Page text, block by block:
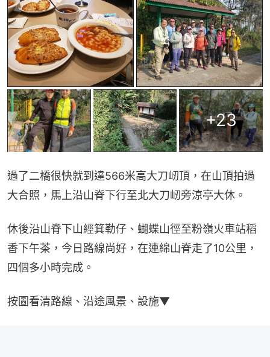
+23
過了二橋很快就到達566米高大刀屻頂，在山頂拍過
大合照，馬上沿山脊下行至北大刀屻旁涼亭大休。
休後沿山脊下山經箕勒仔、蝴蝶山徑至粉嶺火車站稻
香下午茶，今日路線尚好，在連綿山脊走了10公里，
四個多小時完成。
按圖看清路線、沿途風景、設施▼